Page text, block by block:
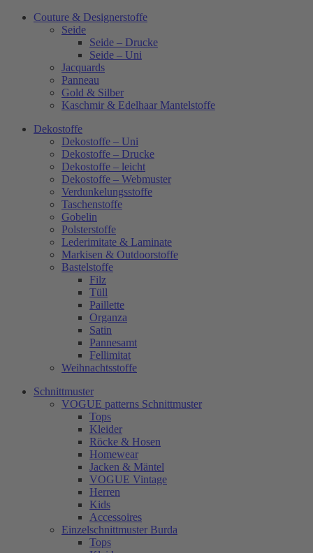
Couture & Designerstoffe
Seide
Seide – Drucke
Seide – Uni
Jacquards
Panneau
Gold & Silber
Kaschmir & Edelhaar Mantelstoffe
Dekostoffe
Dekostoffe – Uni
Dekostoffe – Drucke
Dekostoffe – leicht
Dekostoffe – Webmuster
Verdunkelungsstoffe
Taschenstoffe
Gobelin
Polsterstoffe
Lederimitate & Laminate
Markisen & Outdoorstoffe
Bastelstoffe
Filz
Tüll
Paillette
Organza
Satin
Pannesamt
Fellimitat
Weihnachtsstoffe
Schnittmuster
VOGUE patterns Schnittmuster
Tops
Kleider
Röcke & Hosen
Homewear
Jacken & Mäntel
VOGUE Vintage
Herren
Kids
Accessoires
Einzelschnittmuster Burda
Tops